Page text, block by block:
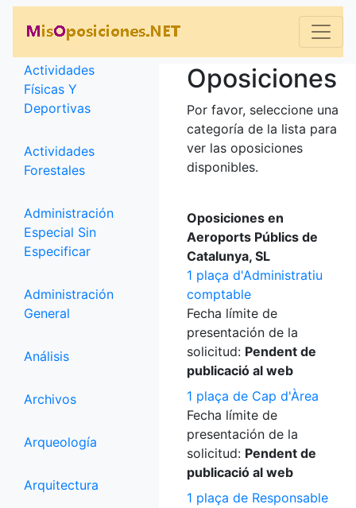
Categorías
Actividades
Físicas Y
Deportivas
Actividades
Forestales
Administración
Especial Sin
Especificar
Administración
General
Análisis
Archivos
Arqueología
Arquitectura
Oposiciones
Por favor, seleccione una
categoría de la lista para
ver las oposiciones
disponibles.
Oposiciones en
Aeroports Públics de
Catalunya, SL
1 plaça d'Administratiu
comptable
Fecha límite de
presentación de la
solicitud: Pendent de
publicació al web
1 plaça de Cap d'Àrea
Fecha límite de
presentación de la
solicitud: Pendent de
publicació al web
1 plaça de Responsable